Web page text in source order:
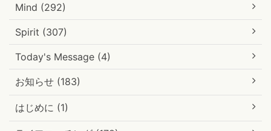
Mind (292)
Spirit (307)
Today's Message (4)
お知らせ (183)
はじめに (1)